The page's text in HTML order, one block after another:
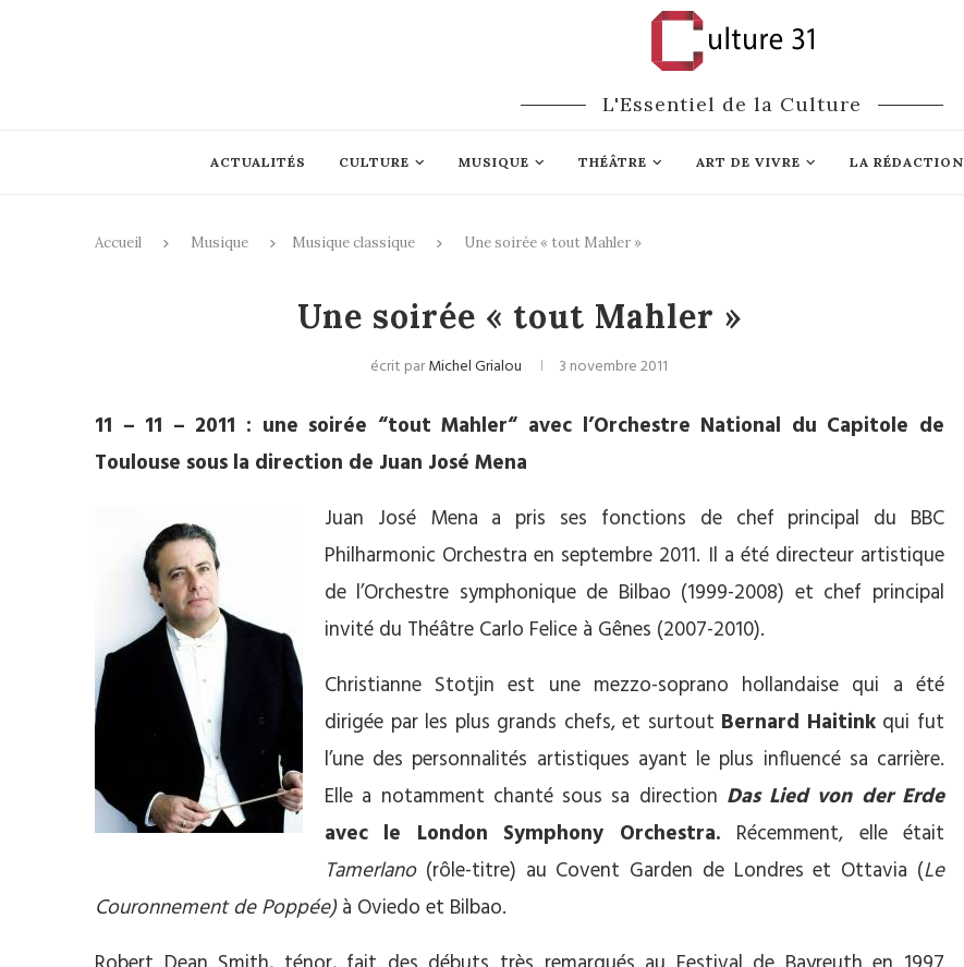
L'Essentiel de la Culture
ACTUALITÉS CULTURE MUSIQUE THÉÂTRE ART DE VIVRE LA RÉDACTION
Accueil Musique Musique classique Une soirée « tout Mahler »
Une soirée « tout Mahler »
écrit parMichel Grialou 3 novembre 2011
11 – 11 – 2011 : une soirée “tout Mahler“ avec l’Orchestre National du Capitole de
Toulouse sous la direction de Juan José Mena
Juan José Mena a pris ses fonctions de chef principal du BBC
Philharmonic Orchestra en septembre 2011. Il a été directeur artistique
de l’Orchestre symphonique de Bilbao (1999-2008) et chef principal
invité du Théâtre Carlo Felice à Gênes (2007-2010).
Christianne Stotjin est une mezzo-soprano hollandaise qui a été
dirigée par les plus grands chefs, et surtout Bernard Haitinkqui fut
l’une des personnalités artistiques ayant le plus influencé sa carrière.
Elle a notamment chanté sous sa direction Das Lied von der Erde
avec le London Symphony Orchestra. Récemment, elle était
Tamerlano(rôle-titre) au Covent Garden de Londres et Ottavia (Le
Couronnement de Poppée)à Oviedo et Bilbao.